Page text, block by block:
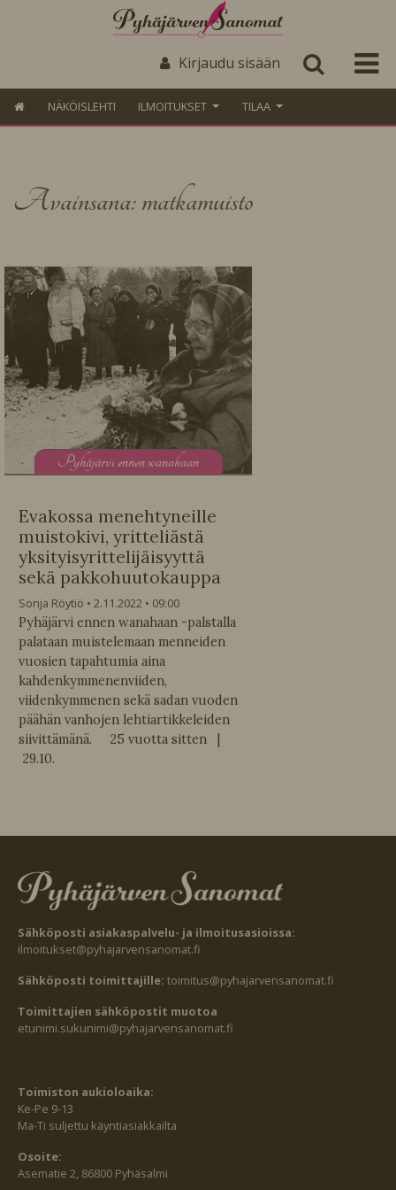
Kirjaudu sisään
NÄKÖISLEHTI ILMOITUKSET TILAA
Avainsana: matkamuisto
Pyhäjärvi ennen wanahaan
Evakossa menehtyneille
muistokivi, yritteliästä
yksityisyrittelijäisyyttä
sekä pakkohuutokauppa
Sonja Röytiö 2.11.2022
09:00
Pyhäjärvi ennen wanahaan -palstalla
palataan muistelemaan menneiden
vuosien tapahtumia aina
kahdenkymmenenviiden,
viidenkymmenen sekä sadan vuoden
päähän vanhojen lehtiartikkeleiden
siivittämänä. 25 vuotta sitten |
29.10.
Sähköposti asiakaspalvelu- ja ilmoitusasioissa:
ilmoitukset@pyhajarvensanomat.fi
Sähköposti toimittajille: toimitus@pyhajarvensanomat.fi
Toimittajien sähköpostit muotoa
etunimi.sukunimi@pyhajarvensanomat.fi
Toimiston aukioloaika:
Ke-Pe 9-13
Ma-Ti suljettu käyntiasiakkailta
Osoite:
Asematie 2, 86800 Pyhäsalmi